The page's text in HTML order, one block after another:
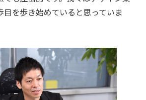
目を歩き始めていると思っていま